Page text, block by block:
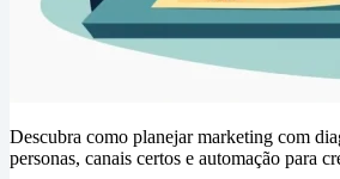
Descubra como planejar marketing com
personas, canais certos e automação para